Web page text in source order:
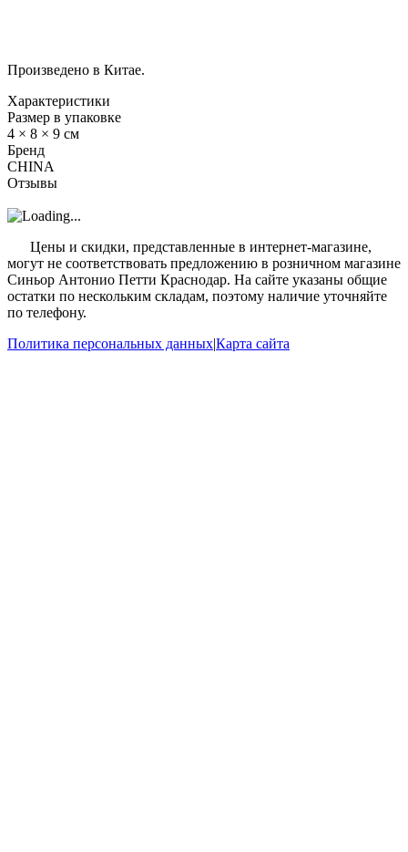
Произведено в Китае.
Характеристики
Размер в упаковке
4 × 8 × 9 см
Бренд
CHINA
Отзывы
Цены и скидки, представленные в интернет-магазине,
могут не соответствовать предложению в розничном магазине
Синьор Антонио Петти Краснодар. На сайте указаны общие
остатки по нескольким складам, поэтому наличие уточняйте
по телефону.
Политика персональных данных|Карта сайта